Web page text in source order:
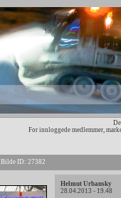
For innloggede medlemmer,
Bilde ID: 27382
Helmut Urbansky
28.04.2013 - 19.48